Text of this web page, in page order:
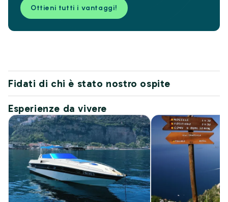
Ottieni tutti i vantaggi!
Fidati di chi è stato nostro ospite
Esperienze da vivere